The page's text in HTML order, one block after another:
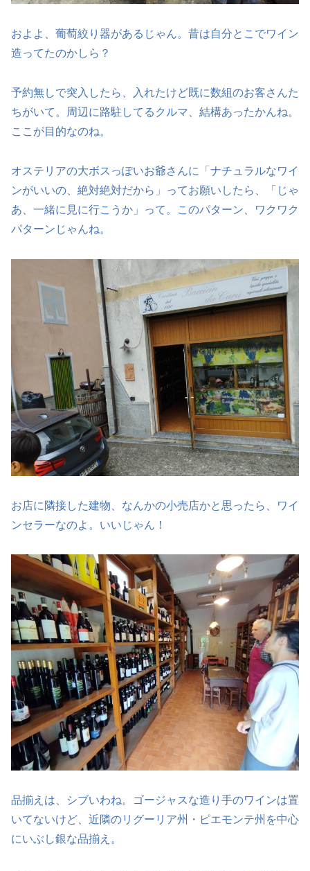
およよ、葡萄絞り器があるじゃん。昔は自分とこでワイン
造ってたのかしら？
予約無しで突入したら、入れたけど既に数組のお客さんた
ちがいて。周辺に路駐してるクルマ、結構あったかんね。
ここが目的なのね。
オステリアの大ボスっぽいお爺さんに「ナチュラルなワイ
ンがいいの、絶対絶対だから」ってお願いしたら、「じゃ
あ、一緒に見に行こうか」って。このパターン、ワクワク
パターンじゃんね。
お店に隣接した建物、なんかの小売店かと思ったら、ワイ
ンセラーなのよ。いいじゃん！
品揃えは、シブいわね。ゴージャスな造り手のワインは置
いてないけど、近隣のリグーリア州・ピエモンテ州を中心
にいぶし銀な品揃え。